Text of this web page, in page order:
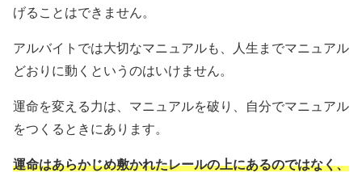
げることはできません。
アルバイトでは大切なマニュアルも、人生までマニュアル
どおりに動くというのはいけません。
運命を変える力は、マニュアルを破り、自分でマニュアル
をつくるときにあります。
運命はあらかじめ敷かれたレールの上にあるのではなく、